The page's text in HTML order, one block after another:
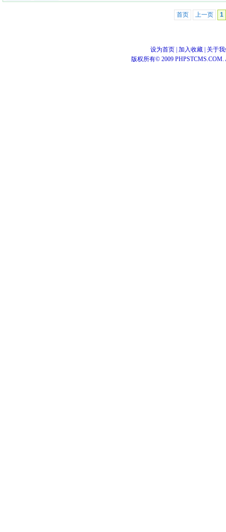
首页 上一页 1
设为首页 加入收藏
关于
版权所有© 2009 PHPSTCMS.COM.